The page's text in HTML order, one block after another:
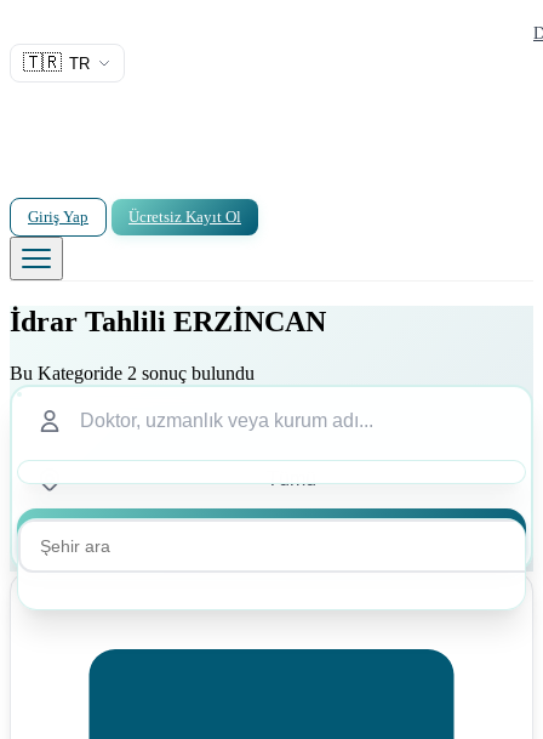
🇹🇷 TR
Giriş Yap Ücretsiz Kayıt Ol
İdrar Tahlili ERZİNCAN
Bu Kategoride 2 sonuç bulundu